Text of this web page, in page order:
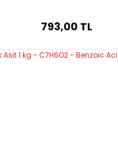
793,00 TL